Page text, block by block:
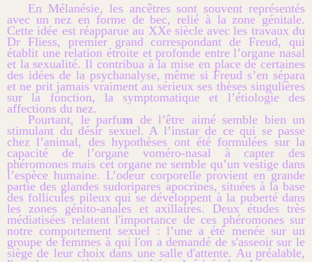
En Mélanésie, les ancêtres sont souvent représentés
avec un nez en forme de bec, relié à la zone génitale.
Cette idée est réapparue au XXesiècle avec les travaux du
Dr Fliess, premier grand correspondant de Freud, qui
établit une relation étroite et profonde entre l’organe nasal
et la sexualité. Il contribua à la mise en place de certaines
des idées de la psychanalyse, même si Freud s’en sépara
et ne prit jamais vraiment au sérieux ses thèses singulières
sur la fonction, la symptomatique et l’étiologie des
affections du nez.
Pourtant, le parfum de l’être aimé semble bien un
stimulant du désir sexuel. A l’instar de ce qui se passe
chez l’animal, des hypothèses ont été formulées sur la
capacité de l’organe voméro-nasal à capter des
phéromones mais cet organe ne semble qu’un vestige dans
l’espèce humaine. L’odeur corporelle provient en grande
partie des glandes sudoripares apocrines, situées à la base
des follicules pileux qui se développent à la puberté dans
les zones génito-anales et axillaires. Deux études très
médiatisées relatent l'importance de ces phéromones sur
notre comportement sexuel : l’une a été menée sur un
groupe de femmes à qui l'on a demandé de s'asseoir sur le
siège de leur choix dans une salle d'attente. Au préalable,